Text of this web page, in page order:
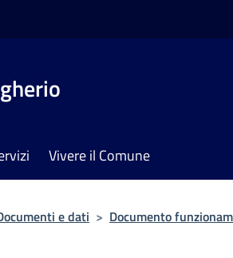
Vivere il Comune
e dati > Documento